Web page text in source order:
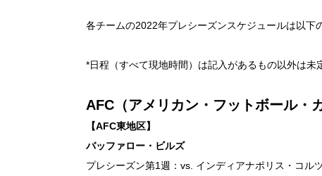
各チームの2022年プレシーズンスケジュールは以下
*日程（すべて現地時間）は記入があるもの以外は未
AFC（アメリカン・フットボール・
【AFC東地区】
バッファロー・ビルズ
プレシーズン第1週：vs. インディアナポリス・コル